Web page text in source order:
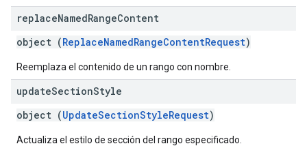
replaceNamedRangeContent
object (ReplaceNamedRangeContentRequest)
Reemplaza el contenido de un rango con nombre.
updateSectionStyle
object (UpdateSectionStyleRequest)
Actualiza el estilo de sección del rango especificado.